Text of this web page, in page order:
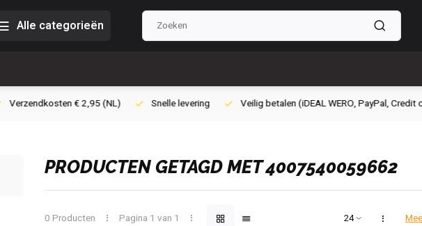
Alle categorieën
Snelle levering Veilig betalen (iDEAL WERO, PayPal, Credit card of Achteraf betalen)
PRODUCTEN GETAGD MET 4007540059662
0 Producten Pagina 1 van 1